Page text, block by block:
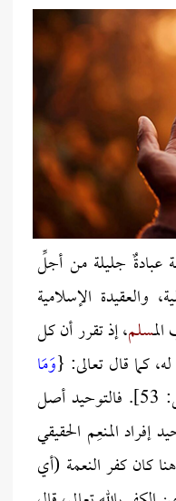
عبادةٌ جليلة من أجلِّ
والعقيدة الإسلامية
المسلم، إذ تقرر أن كل
كما قال تعالى: {وَمَا
} [النحل: 53]. فالتوحيد أصل
إفراد المنعِم الحقيقي
كان كفر النعمة (أي